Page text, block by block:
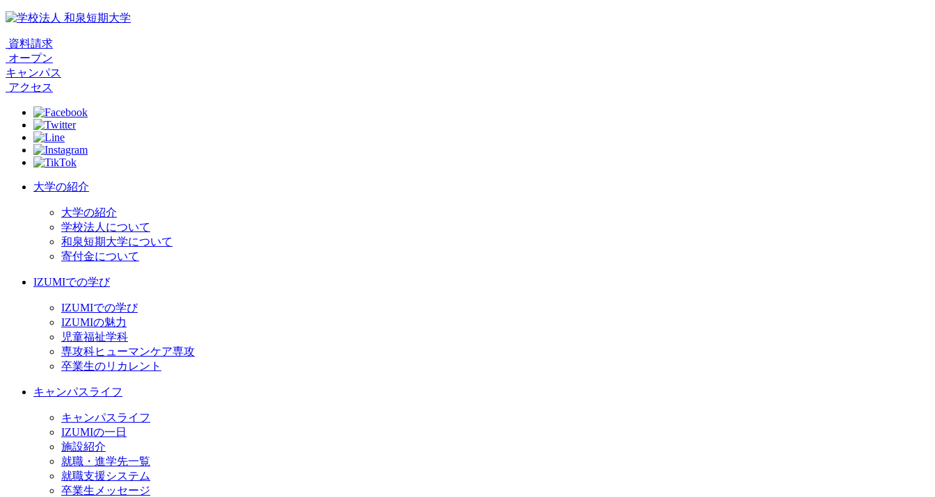
資料請求
オープン
キャンパス
アクセス
大学の紹介
大学の紹介
学校法人について
和泉短期大学について
寄付金について
IZUMIでの学び
IZUMIでの学び
IZUMIの魅力
児童福祉学科
専攻科ヒューマンケア専攻
卒業生のリカレント
キャンパスライフ
キャンパスライフ
IZUMIの一日
施設紹介
就職・進学先一覧
就職支援システム
卒業生メッセージ